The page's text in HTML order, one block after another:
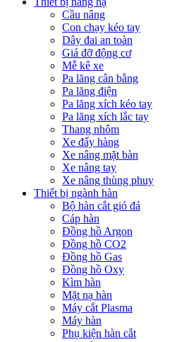
Cầu nâng
Con chạy kéo tay
Dây đai an toàn
Giá đỡ động cơ
Mễ kê xe
Pa lăng cân bằng
Pa lăng điện
Pa lăng xích kéo tay
Pa lăng xích lắc tay
Thang nhôm
Xe đẩy hàng
Xe nâng mặt bàn
Xe nâng tay
Xe nâng thùng phuy
Thiết bị ngành hàn
Bộ hàn cắt gió đá
Cáp hàn
Đồng hồ Argon
Đồng hồ CO2
Đồng hồ Gas
Đồng hồ Oxy
Kìm hàn
Mặt nạ hàn
Máy cắt Plasma
Máy hàn
Phụ kiện hàn cắt